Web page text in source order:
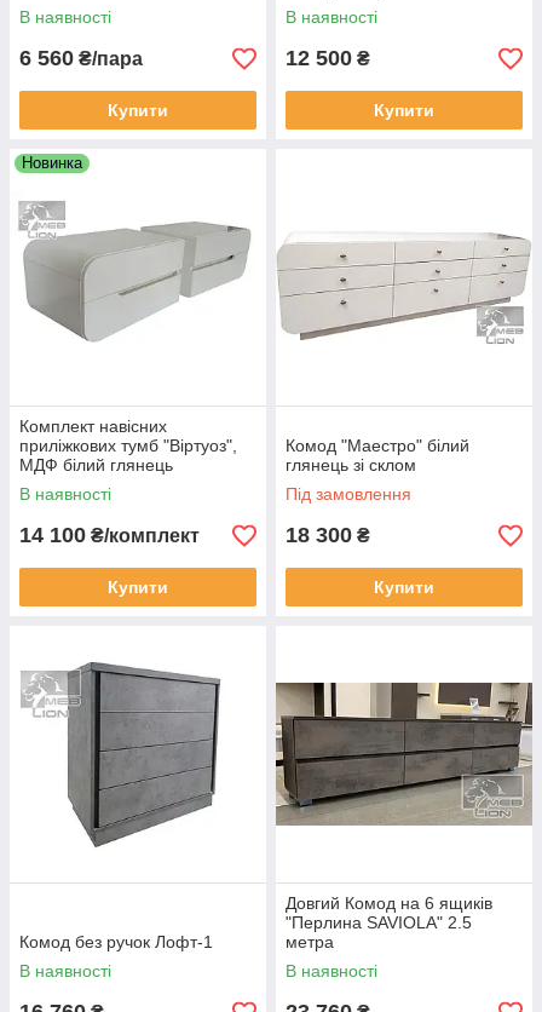
В наявності
6 560 ₴/пара
Купити
В наявності
12 500 ₴
Купити
Новинка
Комплект навісних
приліжкових тумб "Віртуоз",
МДФ білий глянець
В наявності
14 100 ₴/комплект
Купити
Комод "Маестро" білий
глянець зі склом
Під замовлення
18 300 ₴
Купити
Комод без ручок Лофт-1
В наявності
Довгий Комод на 6 ящиків
"Перлина SAVIOLA" 2.5
метра
В наявності